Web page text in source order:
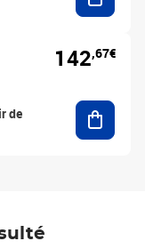
de
142,67€